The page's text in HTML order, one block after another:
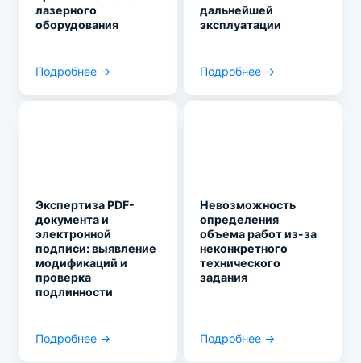
лазерного
оборудования
Подробнее →
дальнейшей
эксплуатации
Подробнее →
Экспертиза PDF-
документа и
электронной
подписи: выявление
модификаций и
проверка
подлинности
Подробнее →
Невозможность
определения
объема работ из-за
неконкретного
технического
задания
Подробнее →